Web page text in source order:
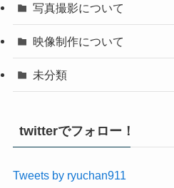
写真撮影について
映像制作について
未分類
twitterでフォロー！
Tweets by ryuchan911